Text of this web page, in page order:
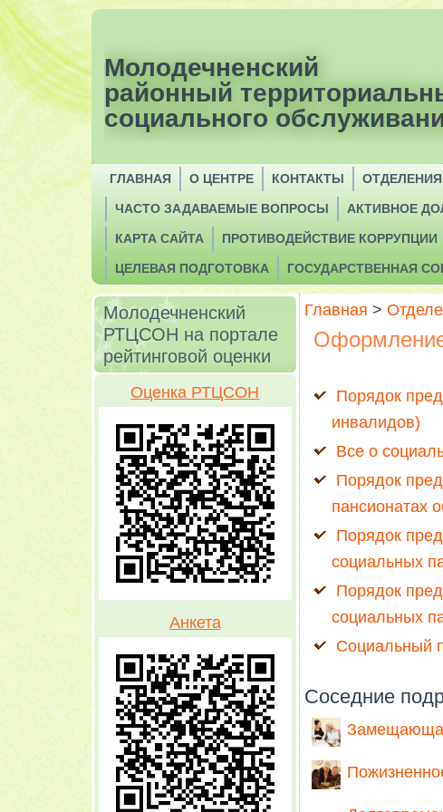
Молодечненский
районный
социального
ГЛАВНАЯ О ЦЕНТРЕ КОНТАКТЫ ОТДЕЛЕНИЯ
ЧАСТО ЗАДАВАЕМЫЕ ВОПРОСЫ АКТИВНОЕ
КАРТА САЙТА ПРОТИВОДЕЙСТВИЕ КОРРУПЦИИ
ЦЕЛЕВАЯ ПОДГОТОВКА ГОСУДАРСТВЕННАЯ
Молодечненский
РТЦСОН на портале
рейтинговой оценки
Оценка РТЦСОН
Анкета
Главная >
Порядок
инвалидов)
Все о
Порядок
пансионатах
Порядок
социальных
Порядок
социальных
Социальный
Соседние